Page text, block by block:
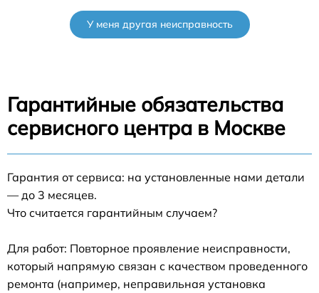
У меня другая неисправность
Гарантийные обязательства
сервисного центра в Москве
Гарантия от сервиса: на установленные нами детали
— до 3 месяцев.
Что считается гарантийным случаем?
Для работ: Повторное проявление неисправности,
который напрямую связан с качеством проведенного
ремонта (например, неправильная установка